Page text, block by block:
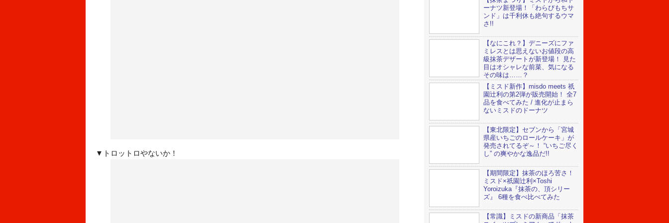
▼トロットロやないか！
ーナツ新登場！「わらびもちサ
ンド」は千利休も絶句するウマ
さ!!
【なにこれ？】デニーズにファ
ミレスとは思えないお値段の高
級抹茶デザートが新登場！ 見た
目はオシャレな前菜、気になる
その味は……？
【ミスド新作】misdo meets 祇
園辻利の第2弾が販売開始！ 全7
品を食べてみた / 進化が止まら
ないミスドのドーナツ
【東北限定】セブンから「宮城
県産いちごのロールケーキ」が
発売されてるぞ～！ “いちご尽く
し” の爽やかな逸品だ!!
【期間限定】抹茶のほろ苦さ！
ミスド×祇園辻利×Toshi
Yoroizuka『抹茶の、頂シリー
ズ』 6種を食べ比べてみた
【常識】ミスドの新商品「抹茶